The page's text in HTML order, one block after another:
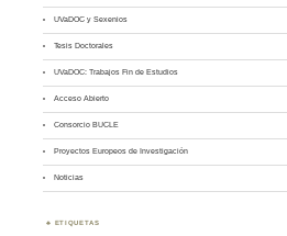
UVaDOC y Sexenios
Tesis Doctorales
UVaDOC: Trabajos Fin de Estudios
Acceso Abierto
Consorcio BUCLE
Proyectos Europeos de Investigación
Noticias
ETIQUETAS